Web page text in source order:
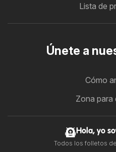
Lista de
Únete a
Cómo
Zona para
Hola, yo
Todos los folletos